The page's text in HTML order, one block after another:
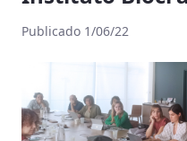
Publicado 1/06/22